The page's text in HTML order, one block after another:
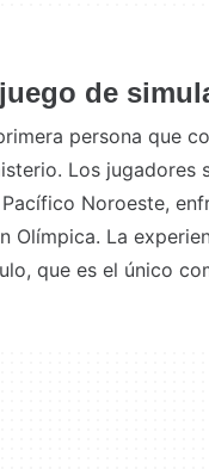
de
persona que
Los jugadores
Noroeste,
Olímpica. La
que es el único